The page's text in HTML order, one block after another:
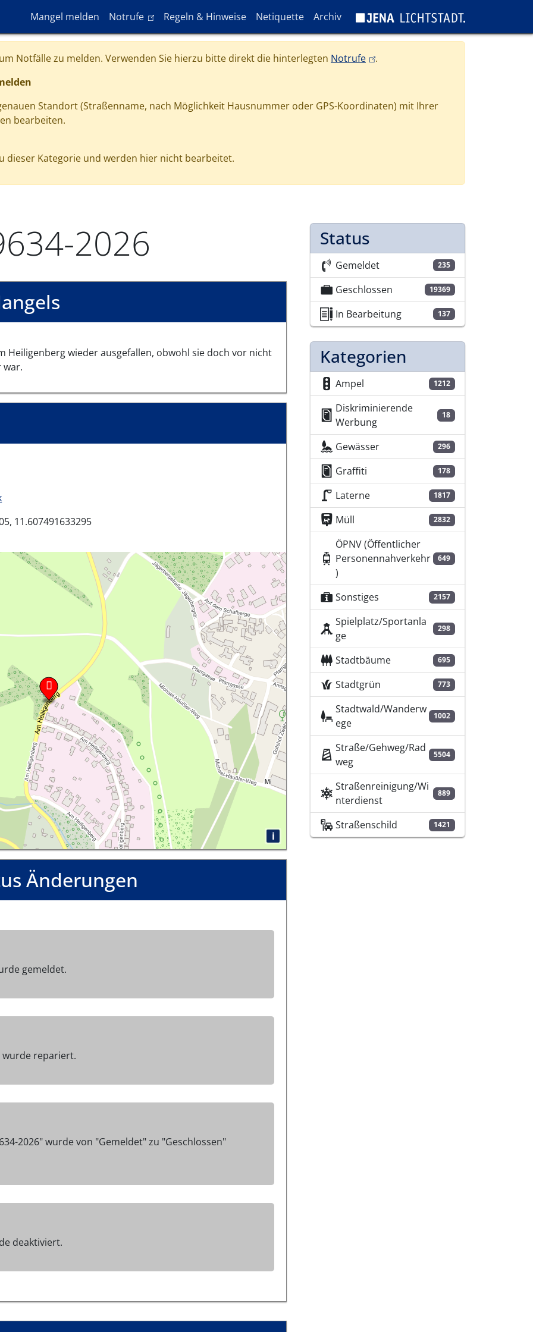
Hauptnavigation
Mangel melden Notrufe(link is external)
Regeln & Hinweise Netiquette Archiv
Notfälle zu melden. Verwenden Sie hierzu bitte direkt die hinterlegten Notrufe(link is external)
.
Standort (Straßenname, nach Möglichkeit Hausnummer oder GPS-Koordinaten) mit Ihrer
bearbeiten.
dieser Kategorie und werden hier nicht bearbeitet.
2026
Heiligenberg wieder ausgefallen, obwohl sie doch vor nicht
war.
11.607491633295
i
Änderungen
gemeldet.
wurde repariert.
2026" wurde von "Gemeldet" zu "Geschlossen"
deaktiviert.
Status
Gemeldet 235
Geschlossen 19369
In Bearbeitung 137
Kategorien
Ampel 1212
Diskriminierende
Werbung
18
Gewässer 296
Graffiti 178
Laterne 1817
Müll 2832
ÖPNV (Öffentlicher
Personennahverkehr
)
649
Sonstiges 2157
Spielplatz/Sportanla
ge
298
Stadtbäume 695
Stadtgrün 773
Stadtwald/Wanderw
ege
1002
Straße/Gehweg/Rad
weg
5504
Straßenreinigung/Wi
nterdienst
889
Straßenschild 1421